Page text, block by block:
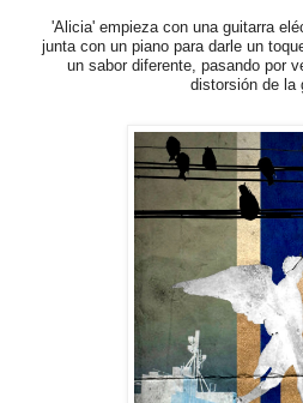
'Alicia' empieza con una guitarra
junta con un piano para darle un
un sabor diferente, pasando por
distorsión de la